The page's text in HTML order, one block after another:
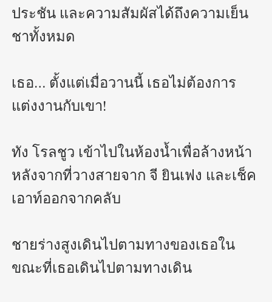
ประชัน และความสัมผัสได้ถึงความเย็น
ชาทั้งหมด
เธอ… ตั้งแต่เมื่อวานนี้ เธอไม่ต้องการ
แต่งงานกับเขา!
ทัง โรลชูว เข้าไปในห้องน้ำเพื่อล้างหน้า
หลังจากที่วางสายจาก จี ยินเฟง และเช็ค
เอาท์ออกจากคลับ
ชายร่างสูงเดินไปตามทางของเธอใน
ขณะที่เธอเดินไปตามทางเดิน